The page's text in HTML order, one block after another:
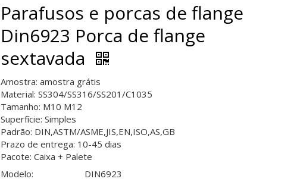
Parafusos e porcas de flange
Din6923 Porca de flange
sextavada
Amostra: amostra grátis
Material: SS304/SS316/SS201/C1035
Tamanho: M10 M12
Superfície: Simples
Padrão: DIN,ASTM/ASME,JIS,EN,ISO,AS,GB
Prazo de entrega: 10-45 dias
Pacote: Caixa + Palete
Modelo:
DIN6923